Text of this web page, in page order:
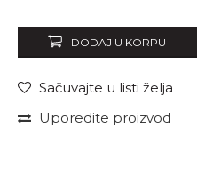
DODAJ U KORPU
Sačuvajte u listi želja
Uporedite proizvod